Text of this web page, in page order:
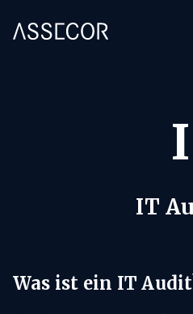
I
IT
Was ist ein IT